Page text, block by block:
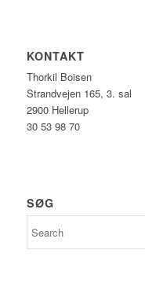
KONTAKT
Thorkil Boisen
Strandvejen 165, 3. sal
2900 Hellerup
30 53 98 70
SØG